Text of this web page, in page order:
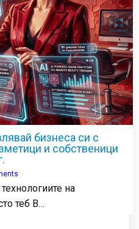
бизнеса си с
и собственици
на
теб В…